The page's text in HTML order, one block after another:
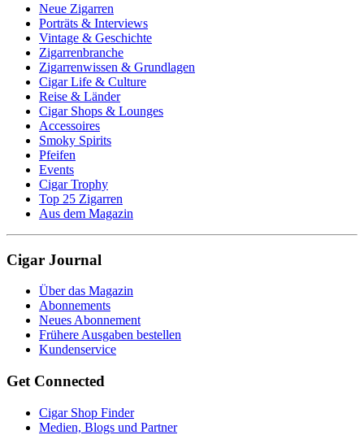
Neue Zigarren
Porträts & Interviews
Vintage & Geschichte
Zigarrenbranche
Zigarrenwissen & Grundlagen
Cigar Life & Culture
Reise & Länder
Cigar Shops & Lounges
Accessoires
Smoky Spirits
Pfeifen
Events
Cigar Trophy
Top 25 Zigarren
Aus dem Magazin
Cigar Journal
Über das Magazin
Abonnements
Neues Abonnement
Frühere Ausgaben bestellen
Kundenservice
Get Connected
Cigar Shop Finder
Medien, Blogs und Partner